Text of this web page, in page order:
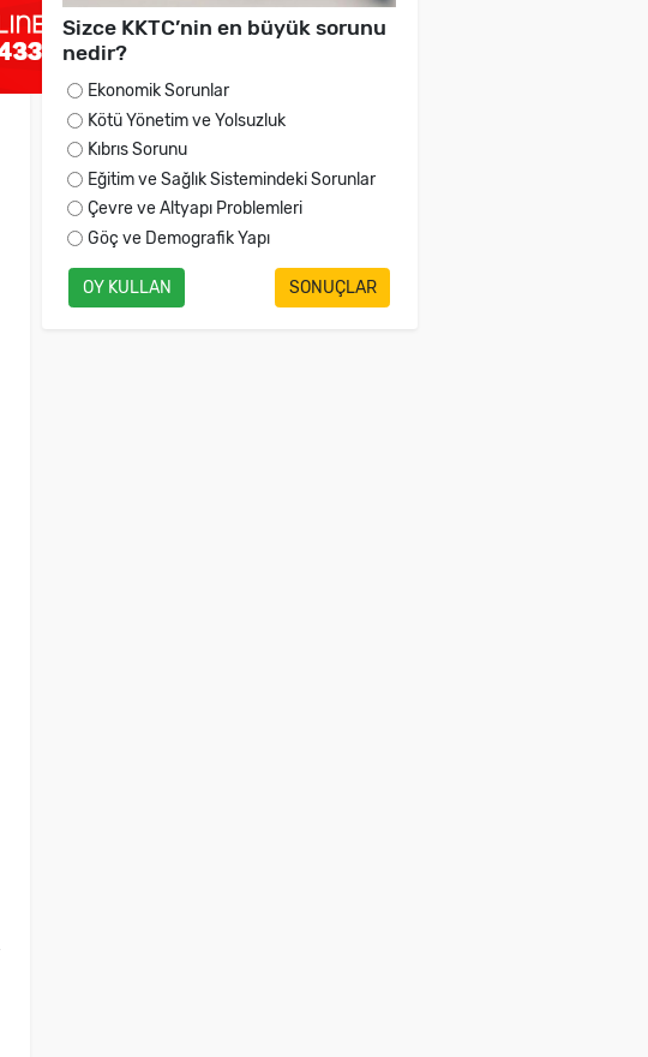
Sizce KKTC’nin en büyük sorunu
nedir?
Ekonomik Sorunlar
Kötü Yönetim ve Yolsuzluk
Kıbrıs Sorunu
Eğitim ve Sağlık Sistemindeki Sorunlar
Çevre ve Altyapı Problemleri
Göç ve Demografik Yapı
OY KULLAN SONUÇLAR